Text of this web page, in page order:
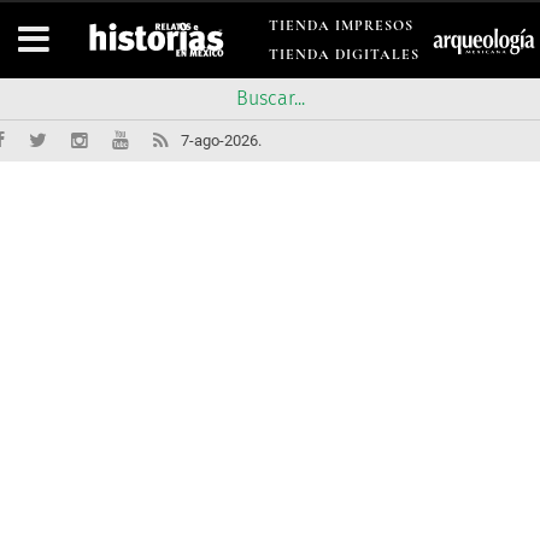
TIENDA IMPRESOS
TIENDA DIGITALES
7-ago-2026.